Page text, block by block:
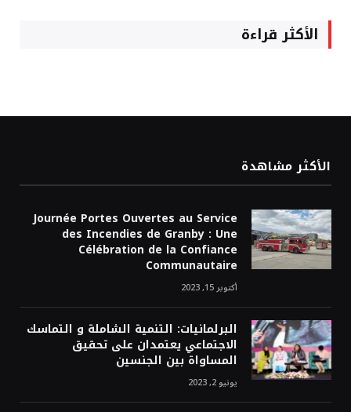
الأكثر قراءة
الأكثر مشاهدة
Journée Portes Ouvertes au Service
des Incendies de Granby : Une
Célébration de la Confiance
Communautaire
أكتوبر 15, 2023
البرلمانيات: التنمية الشاملة و التماسك
الاجتماعي يعتمدان على تحقيق
المساواة بين الجنسين
يونيو 2, 2023